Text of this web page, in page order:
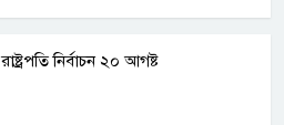
রাষ্ট্রপতি নির্বাচন ২০ আগষ্ট